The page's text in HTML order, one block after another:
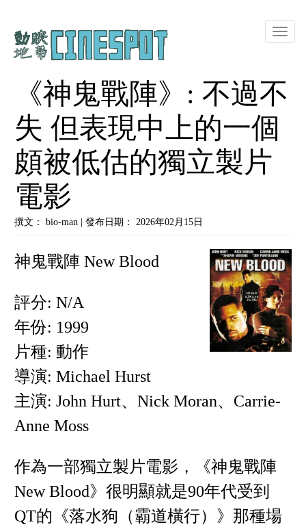
Toggle
《神鬼戰陣》: 不過不
失 但表現中上的一個
頗被低估的獨立製片
電影
撰文： bio-man | 發布日期： 2026年02月15日
神鬼戰陣 New Blood
評分: N/A
年份: 1999
片種: 動作
導演: Michael Hurst
主演: John Hurt、Nick Moran、Carrie-
Anne Moss
作為一部獨立製片電影，《神鬼戰陣
New Blood》很明顯就是90年代受到
QT的《落水狗（霸道橫行）》那種場